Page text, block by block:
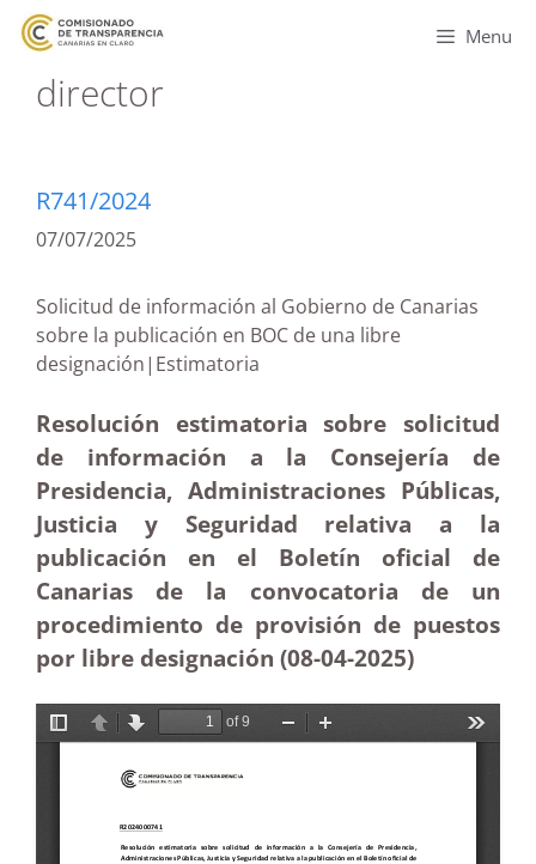
Menu
director
R741/2024
07/07/2025
Solicitud de información al Gobierno de Canarias
sobre la publicación en BOC de una libre
designación|Estimatoria
Resolución estimatoria sobre solicitud
de información a la Consejería de
Presidencia, Administraciones Públicas,
Justicia y Seguridad relativa a la
publicación en el Boletín oficial de
Canarias de la convocatoria de un
procedimiento de provisión de puestos
por libre designación (08-04-2025)